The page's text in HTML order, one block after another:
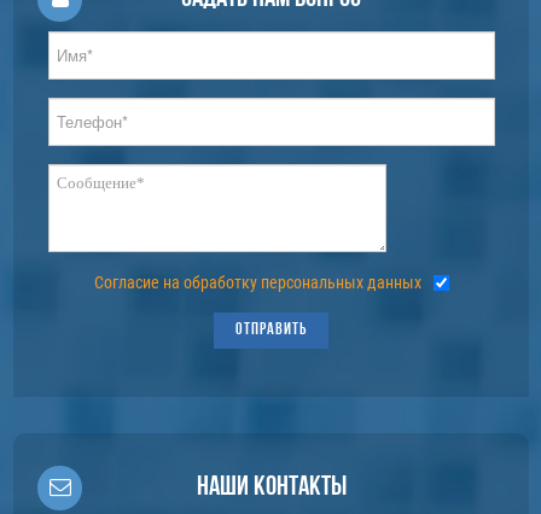
Согласие на обработку персональных данных
ОТПРАВИТЬ
Наши контакты